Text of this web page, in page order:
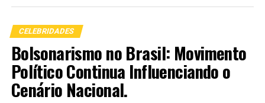
CELEBRIDADES
Bolsonarismo no Brasil: Movimento
Político Continua Influenciando o
Cenário Nacional.